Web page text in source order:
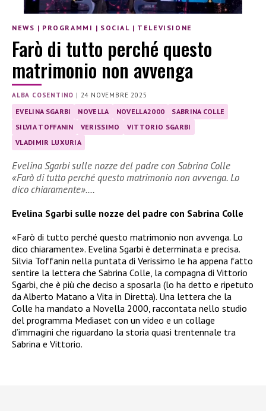
NEWS | PROGRAMMI | SOCIAL | TELEVISIONE
Farò di tutto perché questo
matrimonio non avvenga
ALBA COSENTINO | 24 NOVEMBRE 2025
EVELINA SGARBI NOVELLA NOVELLA2000
SABRINA COLLE
SILVIA TOFFANIN
VERISSIMO
VITTORIO SGARBI
VLADIMIR LUXURIA
Evelina Sgarbi sulle nozze del padre con Sabrina Colle
«Farò di tutto perché questo matrimonio non avvenga. Lo
dico chiaramente».…
Evelina Sgarbi sulle nozze del padre con Sabrina Colle
«Farò di tutto perché questo matrimonio non avvenga. Lo
dico chiaramente». Evelina Sgarbi è determinata e precisa.
Silvia Toffanin nella puntata di Verissimo le ha appena fatto
sentire la lettera che Sabrina Colle, la compagna di Vittorio
Sgarbi, che è più che deciso a sposarla (lo ha detto e ripetuto
da Alberto Matano a Vita in Diretta). Una lettera che la
Colle ha mandato a Novella 2000, raccontata nello studio
del programma Mediaset con un video e un collage
d’immagini che riguardano la storia quasi trentennale tra
Sabrina e Vittorio.